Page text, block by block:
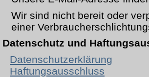
Wir sind nicht bereit oder
einer
Datenschutz und
Datenschutzerklärung
Haftungsausschluss